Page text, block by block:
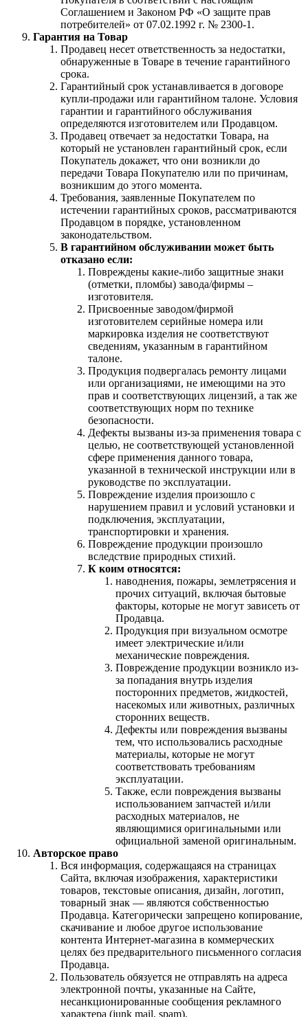
Соглашением и Законом РФ «О защите прав
потребителей» от 07.02.1992 г. № 2300-1.
Гарантия на Товар
Продавец несет ответственность за недостатки,
обнаруженные в Товаре в течение гарантийного
срока.
Гарантийный срок устанавливается в договоре
купли-продажи или гарантийном талоне. Условия
гарантии и гарантийного обслуживания
определяются изготовителем или Продавцом.
Продавец отвечает за недостатки Товара, на
который не установлен гарантийный срок, если
Покупатель докажет, что они возникли до
передачи Товара Покупателю или по причинам,
возникшим до этого момента.
Требования, заявленные Покупателем по
истечении гарантийных сроков, рассматриваются
Продавцом в порядке, установленном
законодательством.
В гарантийном обслуживании может быть
отказано если:
Повреждены какие-либо защитные знаки
(отметки, пломбы) завода/фирмы –
изготовителя.
Присвоенные заводом/фирмой
изготовителем серийные номера или
маркировка изделия не соответствуют
сведениям, указанным в гарантийном
талоне.
Продукция подвергалась ремонту лицами
или организациями, не имеющими на это
прав и соответствующих лицензий, а так же
соответствующих норм по технике
безопасности.
Дефекты вызваны из-за применения товара с
целью, не соответствующей установленной
сфере применения данного товара,
указанной в технической инструкции или в
руководстве по эксплуатации.
Повреждение изделия произошло с
нарушением правил и условий установки и
подключения, эксплуатации,
транспортировки и хранения.
Повреждение продукции произошло
вследствие природных стихий.
К коим относятся:
наводнения, пожары, землетрясения и
прочих ситуаций, включая бытовые
факторы, которые не могут зависеть от
Продавца.
Продукция при визуальном осмотре
имеет электрические и/или
механические повреждения.
Повреждение продукции возникло из-
за попадания внутрь изделия
посторонних предметов, жидкостей,
насекомых или животных, различных
сторонних веществ.
Дефекты или повреждения вызваны
тем, что использовались расходные
материалы, которые не могут
соответствовать требованиям
эксплуатации.
Также, если повреждения вызваны
использованием запчастей и/или
расходных материалов, не
являющимися оригинальными или
официальной заменой оригинальным.
Авторское право
Вся информация, содержащаяся на страницах
Сайта, включая изображения, характеристики
товаров, текстовые описания, дизайн, логотип,
товарный знак — являются собственностью
Продавца. Категорически запрещено копирование,
скачивание и любое другое использование
контента Интернет-магазина в коммерческих
целях без предварительного письменного согласия
Продавца.
Пользователь обязуется не отправлять на адреса
электронной почты, указанные на Сайте,
несанкционированные сообщения рекламного
характера (junk mail, spam).